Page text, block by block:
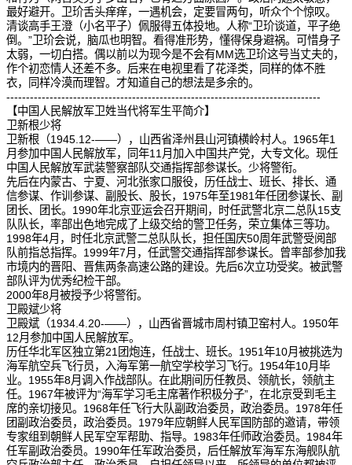
最好避开。卫玠舌头痒痒，一遇机会，定要冒两句，听众个个惊叹。
清谈高手王澄（小名平子）佩服得五体投地。人称“卫玠谈道，平子绝
倒。”卫玠会说，脑瓜也明智。看得准形势，懂得保身避祸。可惜身子
太弱，一切白搭。偶以前以为现今是不会有MM选卫玠这号当丈夫的，
作个初恋情人还差不多。后来在电视里看了花泽类，同样的体不胜
衣，同样冷漠而理智。才知道自己的想法是多余的。
--------------------------------------------------------------------------------
【中国人民解放军卫姓当代将军生平简介】
卫新根少将
卫新根（1945.12-——），山西省泽州县山河镇横岭村人。1965年1
月参加中国人民解放军，同年11月加入中国共产党，大专文化。现任
中国人民解放军武装警察部队交通指挥部参谋长。少将警衔。
先后在内蒙古、宁夏、河北张家口服役，历任战士、班长、排长、通
信参谋、作训参谋、副股长、股长，1975年至1981年任团参谋长、副
团长、团长。1990年北京亚运会召开期间，时任武警北京二总队15支
队队长，率部出色地完成了上级交给的警卫任务，荣立集体三等功。
1998年4月，时任北京武警二总队队长，担任国庆50周年武警受阅部
队前指总指挥。1999年7月，任武警交通指挥部参谋长。曾率部参加我
市境内的晋阳、晋焦两条高速公路的建设。先后6次立功受奖。被武警
部队评为优秀纪检干部。
2000年8月被授予少将警衔。
卫殿斌少将
卫殿斌（1934.4.20-——），山西省晋城市周村镇卫窑村人。1950年
12月参加中国人民解放军。
历任华北军区独立第21团炮连，任战士、班长。1951年10月被挑选为
海军航空兵飞行员，入海军第一航空学校学习飞行。1954年10月毕
业。1955年8月调入作战部队。在此期间历任教员、领航长，领航主
任。1967年被评为“海军学习毛主席著作积极分子”，在北京受到毛主
席的亲切接见。1968年任飞行大队副政治委员，政治委员。1978年任
团副政治委员，政治委员。1979年应朝鲜人民军国防部的邀请，带领
专家组到朝鲜人民军空军帮助、指导。1983年任师政治委员。1984年
任军副政治委员。1990年任军政治委员，后任解放军海军东海舰队航